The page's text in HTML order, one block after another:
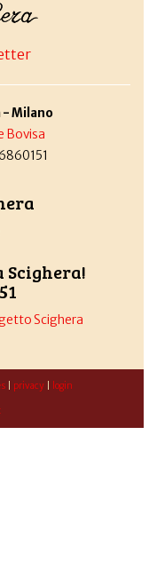
- Milano
Bovisa
Scighera!
Scighera
| privacy| login